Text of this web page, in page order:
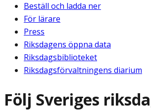
Beställ och ladda ner
För lärare
Press
Riksdagens öppna data
Riksdagsbiblioteket
Riksdagsförvaltningens diarium
Följ Sveriges